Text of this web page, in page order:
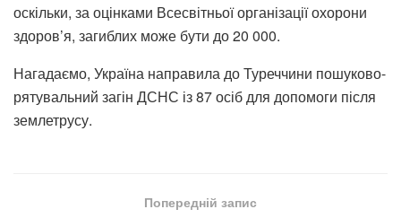
оскільки, за оцінками Всесвітньої організації охорони
здоров’я, загиблих може бути до 20 000.
Нагадаємо, Україна направила до Туреччини пошуково-
рятувальний загін ДСНС із 87 осіб для допомоги після
землетрусу.
Попередній запис